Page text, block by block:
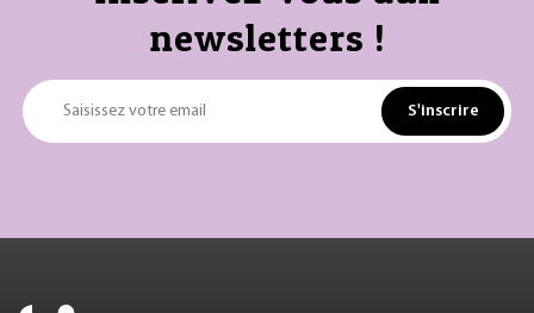
newsletters !
Saisissez votre email S'inscrire